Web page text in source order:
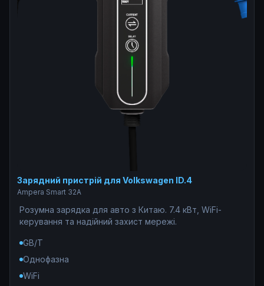
Зарядний пристрій для Volkswagen ID.4
Ampera Smart 32A
Розумна зарядка для авто з Китаю. 7.4 кВт, WiFi-
керування та надійний захист мережі.
GB/T
Однофазна
WiFi